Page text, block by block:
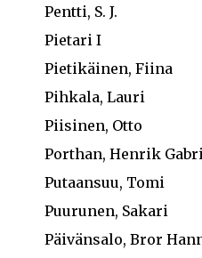
Pentti, S. J.
Pietari I
Pietikäinen, Fiina
Pihkala, Lauri
Piisinen, Otto
Porthan, Henrik
Putaansuu, Tomi
Puurunen, Sakari
Päivänsalo, Bror